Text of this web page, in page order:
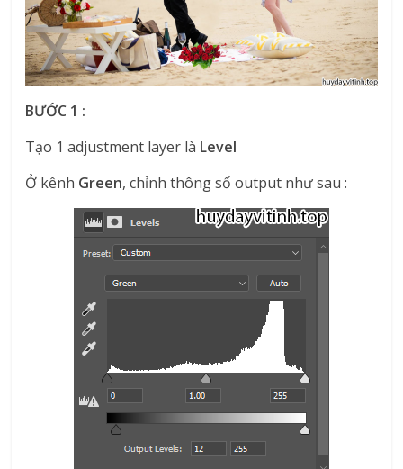
BƯỚC 1 :
Tạo 1 adjustment layer là Level
Ở kênh Green, chỉnh thông số output như sau :